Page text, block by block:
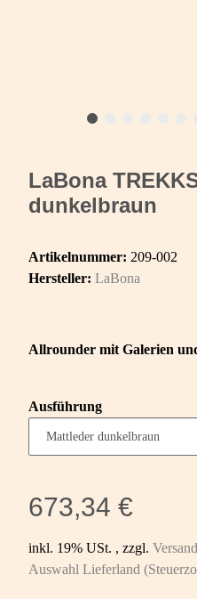
LaBona
dunkelbraun
Artikelnummer: 209-002
Hersteller: LaBona
Allrounder mit Galerien
Ausführung
673,34 €
inkl. 19% USt. , zzgl. Versand
Auswahl Lieferland